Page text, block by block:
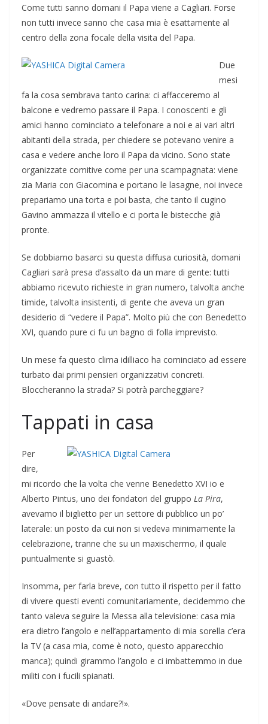
Come tutti sanno domani il Papa viene a Cagliari. Forse
non tutti invece sanno che casa mia è esattamente al
centro della zona focale della visita del Papa.
Due
mesi
fa la cosa sembrava tanto carina: ci affacceremo al
balcone e vedremo passare il Papa. I conoscenti e gli
amici hanno cominciato a telefonare a noi e ai vari altri
abitanti della strada, per chiedere se potevano venire a
casa e vedere anche loro il Papa da vicino. Sono state
organizzate comitive come per una scampagnata: viene
zia Maria con Giacomina e portano le lasagne, noi invece
prepariamo una torta e poi basta, che tanto il cugino
Gavino ammazza il vitello e ci porta le bistecche già
pronte.
Se dobbiamo basarci su questa diffusa curiosità, domani
Cagliari sarà presa d’assalto da un mare di gente: tutti
abbiamo ricevuto richieste in gran numero, talvolta anche
timide, talvolta insistenti, di gente che aveva un gran
desiderio di “vedere il Papa”. Molto più che con Benedetto
XVI, quando pure ci fu un bagno di folla imprevisto.
Un mese fa questo clima idilliaco ha cominciato ad essere
turbato dai primi pensieri organizzativi concreti.
Bloccheranno la strada? Si potrà parcheggiare?
Tappati in casa
Per
dire,
mi ricordo che la volta che venne Benedetto XVI io e
Alberto Pintus, uno dei fondatori del gruppo La Pira,
avevamo il biglietto per un settore di pubblico un po’
laterale: un posto da cui non si vedeva minimamente la
celebrazione, tranne che su un maxischermo, il quale
puntualmente si guastò.
Insomma, per farla breve, con tutto il rispetto per il fatto
di vivere questi eventi comunitariamente, decidemmo che
tanto valeva seguire la Messa alla televisione: casa mia
era dietro l’angolo e nell’appartamento di mia sorella c’era
la TV (a casa mia, come è noto, questo apparecchio
manca); quindi girammo l’angolo e ci imbattemmo in due
militi con i fucili spianati.
«Dove pensate di andare?!».